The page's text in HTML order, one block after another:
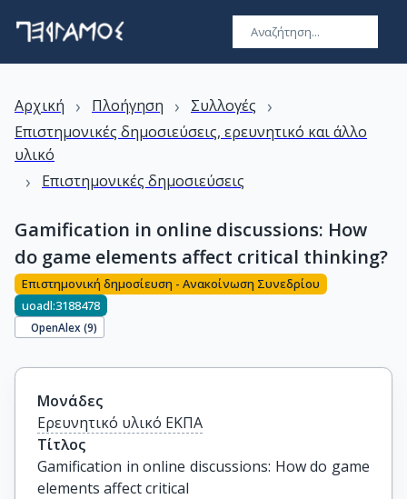
Αρχική › Πλοήγηση › Συλλογές ›
Επιστημονικές δημοσιεύσεις, ερευνητικό και άλλο
υλικό
› Επιστημονικές δημοσιεύσεις
Gamification in online discussions: How
do game elements affect critical thinking?
Επιστημονική δημοσίευση - Ανακοίνωση Συνεδρίου
uoadl:3188478
OpenAlex (9)
Μονάδες
Ερευνητικό υλικό ΕΚΠΑ
Τίτλος
Gamification in online discussions: How do game
elements affect critical